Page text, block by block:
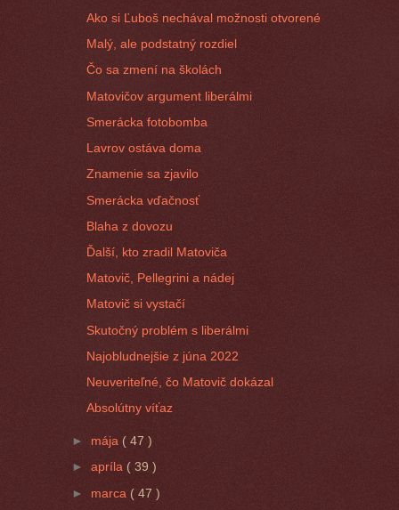
Ako si Ľuboš nechával možnosti otvorené
Malý, ale podstatný rozdiel
Čo sa zmení na školách
Matovičov argument liberálmi
Smerácka fotobomba
Lavrov ostáva doma
Znamenie sa zjavilo
Smerácka vďačnosť
Blaha z dovozu
Ďalší, kto zradil Matoviča
Matovič, Pellegrini a nádej
Matovič si vystačí
Skutočný problém s liberálmi
Najobludnejšie z júna 2022
Neuveriteľné, čo Matovič dokázal
Absolútny víťaz
► mája ( 47 )
►apríla ( 39 )
► marca ( 47 )